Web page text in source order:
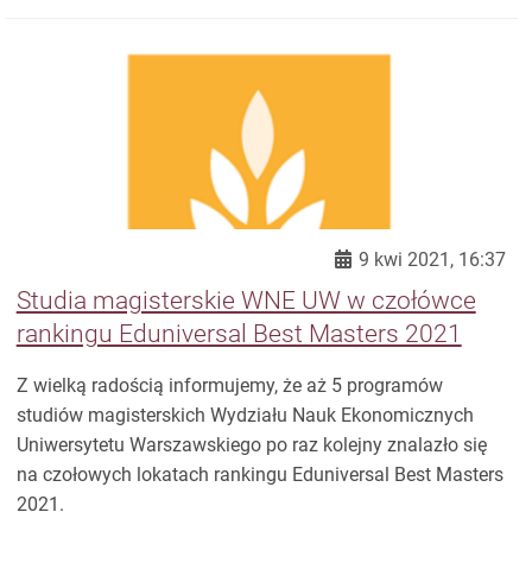
9 kwi 2021, 16:37
Studia magisterskie WNE UW w czołówce
rankingu Eduniversal Best Masters 2021
Z wielką radością informujemy, że aż 5 programów
studiów magisterskich Wydziału Nauk Ekonomicznych
Uniwersytetu Warszawskiego po raz kolejny znalazło się
na czołowych lokatach rankingu Eduniversal Best Masters
2021.